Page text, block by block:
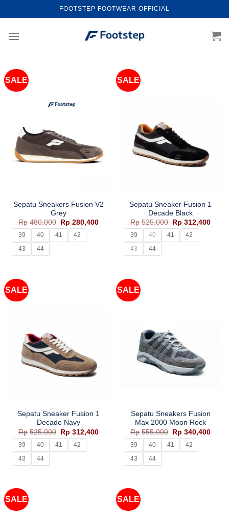
to
content
FOOTSTEP FOOTWEAR OFFICIAL
SALE
Sepatu Sneakers Fusion V2
Grey
Rp 480,000
Harga
aslinya
adalah:
Rp480,000.
Rp 280,400Harga
Rp280,400.
39 40 41
42
43
44
SALE
Sepatu Sneaker Fusion 1
Decade Black
Rp 525,000
Harga
aslinya
adalah:
Rp525,000.
Rp 312,400
39 40 41
42
43
44
SALE
Sepatu Sneaker Fusion 1
Decade Navy
Rp 525,000
Harga
aslinya
adalah:
Rp525,000.
Rp 312,400Harga
Rp312,400.
39 40 41
42
43
44
SALE
Sepatu Sneakers Fusion
Max 2000 Moon Rock
Rp 555,000
Harga
aslinya
adalah:
Rp555,000.
Rp 340,400
39 40 41
42
43
44
SALE SALE